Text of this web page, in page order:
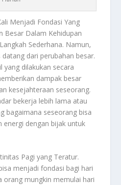
Menjadi Fondasi Yang
Besar Dalam Kehidupan
Sederhana. Namun,
dari perubahan besar.
yang dilakukan secara
dampak besar
kesejahteraan seseorang.
bekerja lebih lama atau
bagaimana seseorang bisa
energi dengan bijak untuk
Pagi yang Teratur.
menjadi fondasi bagi hari
orang mungkin memulai hari